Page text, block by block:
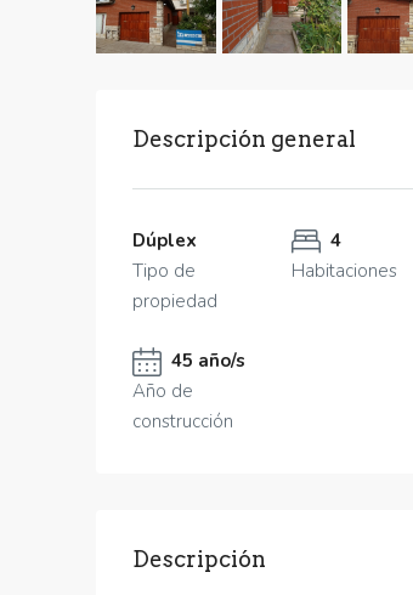
Descripción general
Dúplex
Tipo de
propiedad
4
Habitaciones
45 año/s
Año de
construcción
Descripción